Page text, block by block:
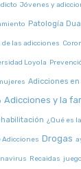
Jóvenes y
Patología Dual
las adicciones
Loyola
Adicciones
Adicciones y la
¿Qué es
Adicciones Drogas
Recaidas